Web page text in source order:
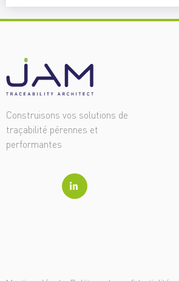
Construisons vos solutions de
traçabilité pérennes et
performantes